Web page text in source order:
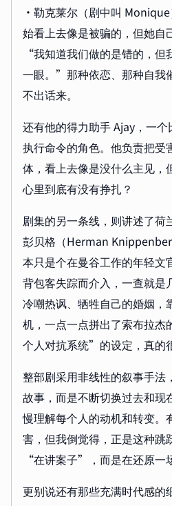
·勒克莱尔（剧中叫
始看上去像是被骗的，但她自
“我知道我们做的是错的，
一眼。”那种依恋、那种自我
不出话来。
还有他的得力助手 Ajay，一
执行命令的角色。他负责把受
体，看上去像是没什么主见，
心里到底有没有挣扎？
剧集的另一条线，则讲述了
彭贝格（Herman
本只是个在曼谷工作的年轻文
背包客失踪而介入，一查就是
冷嘲热讽、牺牲自己的婚姻，
机，一点一点拼出了索布拉
个人对抗系统”的设定，真的
整部剧采用非线性的叙事手法
故事，而是不断切换过去和现
慢理解每个人的动机和转变。
害，但我倒觉得，正是这种跳
“在讲案子”，而是在还原一
更别说还有那些充满时代感